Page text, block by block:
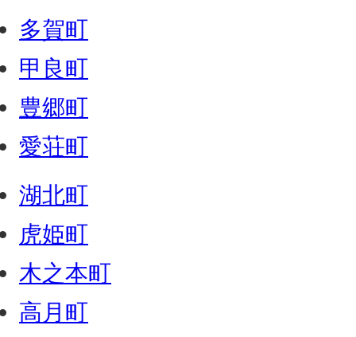
多賀町
甲良町
豊郷町
愛荘町
湖北町
虎姫町
木之本町
高月町